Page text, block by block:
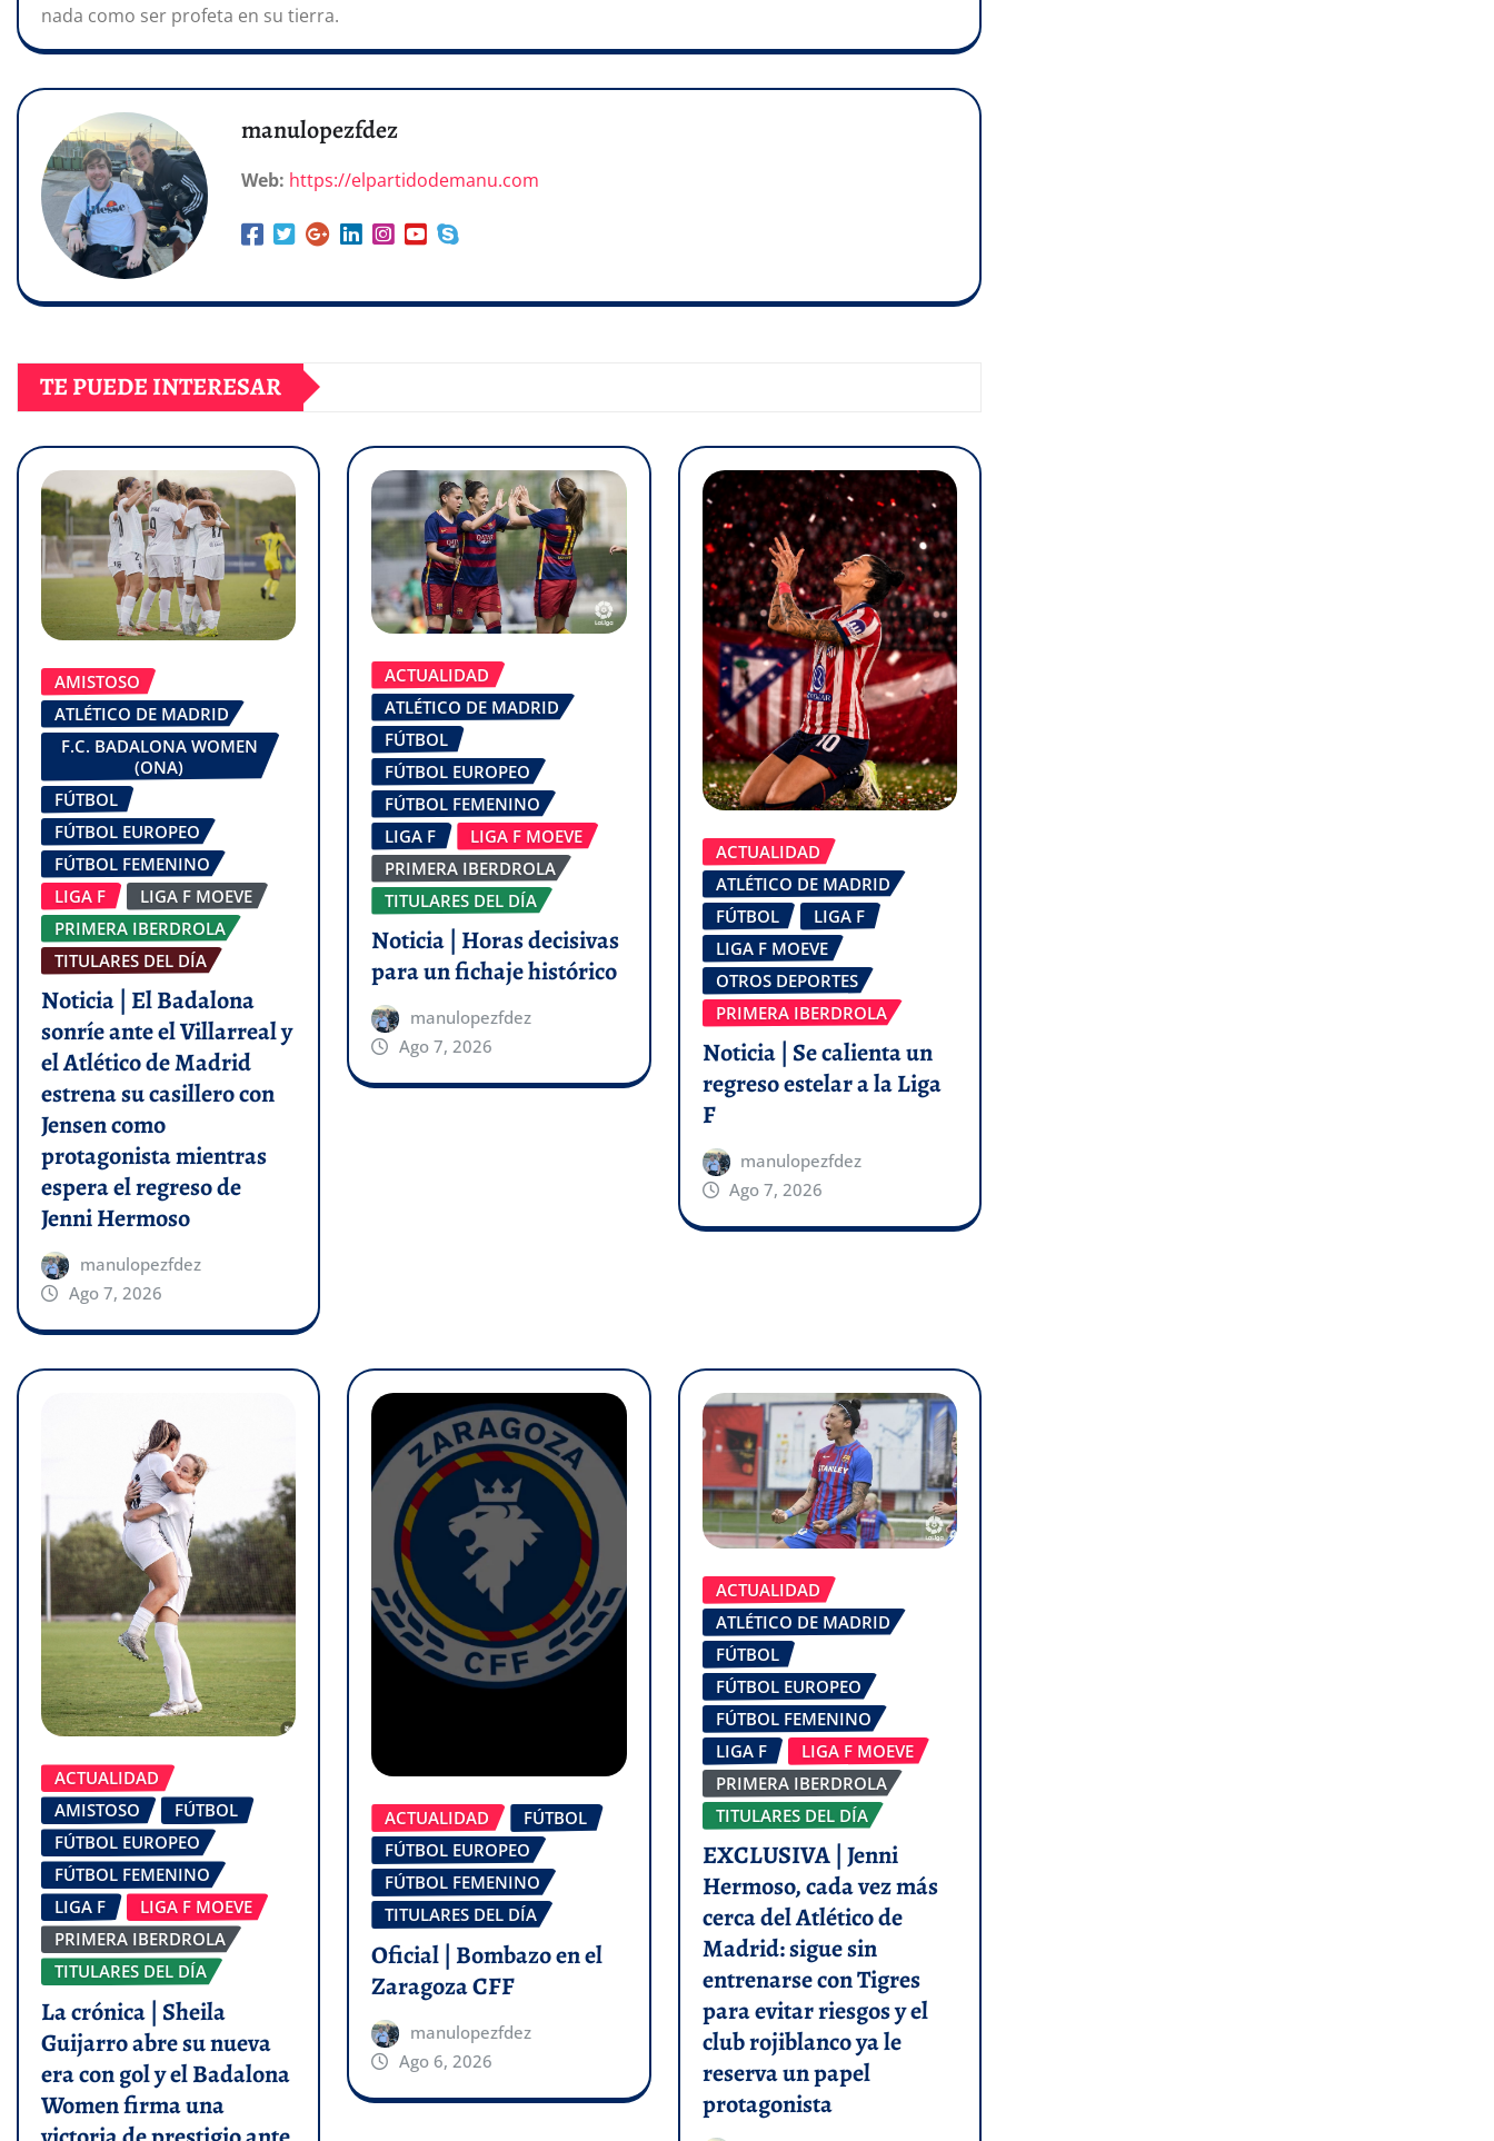
nada como ser profeta en su tierra.
manulopezfdez
Web: https://elpartidodemanu.com
TE PUEDE INTERESAR
AMISTOSO
ATLÉTICO DE MADRID
F.C. BADALONA WOMEN
(ONA)
FÚTBOL
FÚTBOL EUROPEO
FÚTBOL FEMENINO
LIGA F
LIGA F MOEVE
PRIMERA IBERDROLA
TITULARES DEL DÍA
Noticia | El Badalona
sonríe ante el Villarreal y
el Atlético de Madrid
estrena su casillero con
Jensen como
protagonista mientras
espera el regreso de
Jenni Hermoso
manulopezfdez
Ago 7, 2026
ACTUALIDAD
ATLÉTICO DE MADRID
FÚTBOL
FÚTBOL EUROPEO
FÚTBOL FEMENINO
LIGA F
LIGA F MOEVE
PRIMERA IBERDROLA
TITULARES DEL DÍA
Noticia | Horas decisivas
para un fichaje histórico
manulopezfdez
Ago 7, 2026
ACTUALIDAD
ATLÉTICO DE MADRID
FÚTBOL
LIGA F
LIGA F MOEVE
OTROS DEPORTES
PRIMERA IBERDROLA
Noticia | Se calienta un
regreso estelar a la Liga
F
manulopezfdez
Ago 7, 2026
ACTUALIDAD
AMISTOSO
FÚTBOL
FÚTBOL EUROPEO
FÚTBOL FEMENINO
LIGA F
LIGA F MOEVE
PRIMERA IBERDROLA
TITULARES DEL DÍA
La crónica | Sheila
Guijarro abre su nueva
era con gol y el Badalona
Women firma una
ACTUALIDAD
FÚTBOL
FÚTBOL EUROPEO
FÚTBOL FEMENINO
TITULARES DEL DÍA
Oficial | Bombazo en el
Zaragoza CFF
manulopezfdez
Ago 6, 2026
ACTUALIDAD
ATLÉTICO DE MADRID
FÚTBOL
FÚTBOL EUROPEO
FÚTBOL FEMENINO
LIGA F
LIGA F MOEVE
PRIMERA IBERDROLA
TITULARES DEL DÍA
EXCLUSIVA | Jenni
Hermoso, cada vez más
cerca del Atlético de
Madrid: sigue sin
entrenarse con Tigres
para evitar riesgos y el
club rojiblanco ya le
reserva un papel
protagonista